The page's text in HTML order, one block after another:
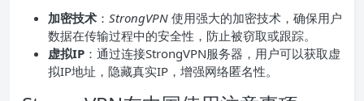
加密技术 ： StrongVPN 使用强大的加密技术，确保用户
数据在传输过程中的安全性，防止被窃取或跟踪。
虚拟IP ：通过连接StrongVPN服务器，用户可以获取虚
拟IP地址，隐藏真实IP，增强网络匿名性。